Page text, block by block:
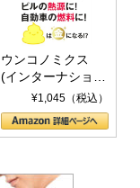
ウンコノミクス
(インターナショナ
ル新書)¥1,045（税込）